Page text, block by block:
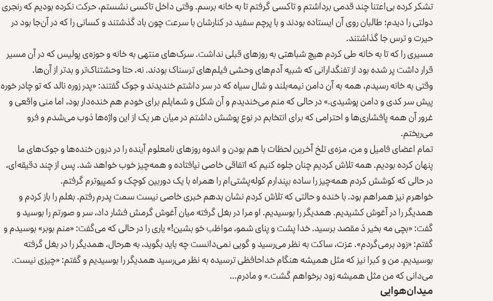
تشکر کرده بی‌اعتنا چند قدمی برداشتم و تاکسی گرفتم تا به خانه برسم. وقتی داخل تاکسی نشستم، حرکت نکرده بودیم که رنجری
دولتی را دیدم؛ طالبان روی آن ایستاده بودند و با پرچم سفید در کنارشان با سرعت چون باد گذشتند و کسانی را که در آن‌جا بود در
حیرت و ترس جا گذاشتند.
مسیری را که تا به خانه طی کردم هیچ شباهتی به روزهای قبلی نداشت. سرک‌های منتهی به خانه و حوزه‌ی پولیس که در آن مسیر
قرار داشت پر شده بود از تفنگدارانی که شبیه آدم‌های وحشی فیلم‌های ترسناک بودند. نه، حتا وحشتناک‌تر و بدتر از آن‌ها.
وقتی به خانه رسیدم، همه به آن دامن نیمه‌بلند و شال سیاه که در سر داشتم خندیدند و جوک گفتند: «پدر زوره نالد که تو چادر خوره
پیش سر کدی و دامن پوشیدی.» در حالی که منم می‌خندیدم و آن شکل و شمایلم برای خودم هم خنده‌دار بود، اما منی واقعی و
غرور آن همه پافشاری‌ها و احترامی که برای انتخابم در نوع پوشش داشتم در میان هر یک از این واژه‌ها ذوب می‌شدم و فرو
می‌ریختم.
تمام اعضای فامیل و من، مزه‌ی تلخ آخرین لحظات با هم بودن و اندوه روزهای نامعلوم آینده را در درون خنده‌ها و جوک‌های ما
پنهان کرده بودیم. همه تلاش کردیم چنان جلوه کنیم که اتفاقی خاصی نیافتاده و همه‌چیز خوب خواهد شد. پس از چند دقیقه‌ای،
در حالی که کوشش کردم همه‌چیز را ساده بپندارم کوله‌پشتی‌ام را همراه با یک دوربین کوچک و کمپیوترم گرفتم.
خواهرم نیز همراهم بود. با خنده و حالتی که تلاش کردم نشان بدهم خبری خاصی نیست سمت پدرم رفتم. بغلم را باز کردم و
همدیگر را در آغوش کشیدیم. همدیگر را بوسیدیم. او مرا در بغل گرفته میان آغوش گرمش فشار داد، سر و صورتم را بوسید و
گفت: «بچی مه بخیر دَ مقصد برسید. خدا پشت و پنای شمو، مواظب خو بشین!» یاری را در حالی که می‌گفت: «منم بوبر» بوسیدم و
گفتم: «زود برمی‌گردم». عزت‌، ساکت به نظر می‌رسید و گویی نمی‌دانست چه باید بگوید، به هرحال، همدیگر را در بغل گرفته
بوسیدیم. من و کبرا نیز که مثل همیشه هنگام خداحافظی ترسیده به نظر می‌رسید همدیگر را بوسیدیم و گفتم: «چیزی نیست.
می‌دانی که من مثل همیشه زود برخواهم گشت.» و مادرم…
میدان هوایی